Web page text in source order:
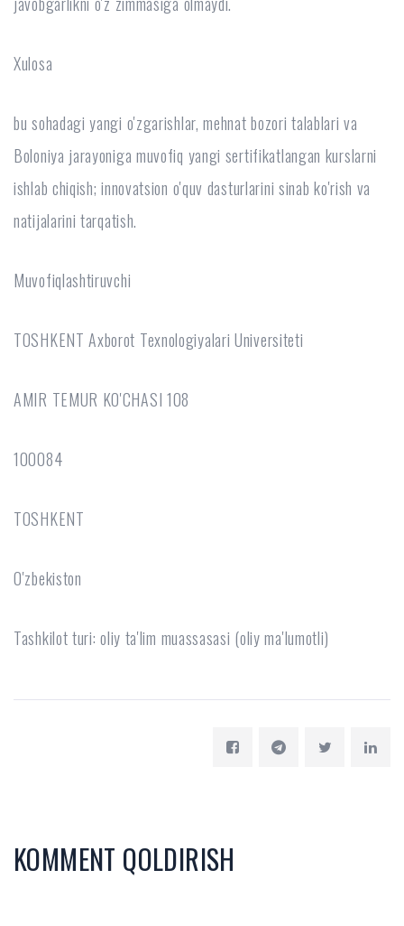
Xulosa
bu sohadagi yangi o'zgarishlar, mehnat bozori talablari va
Boloniya jarayoniga muvofiq yangi sertifikatlangan kurslarni
ishlab chiqish; innovatsion o'quv dasturlarini sinab ko'rish va
natijalarini tarqatish.
Muvofiqlashtiruvchi
TOSHKENT Axborot Texnologiyalari Universiteti
AMIR TEMUR KO'CHASI 108
100084
TOSHKENT
O'zbekiston
Tashkilot turi: oliy ta'lim muassasasi (oliy ma'lumotli)
KOMMENT QOLDIRISH